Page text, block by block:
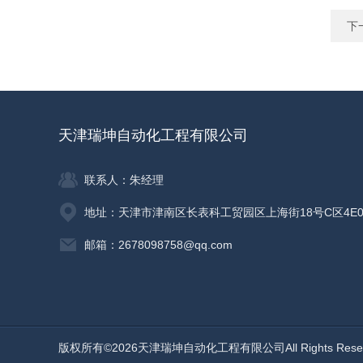
下
天津瑞坤自动化工程有限公司
联系人：朱经理
地址：天津市津南区长表科工贸园区上海街18号C区
邮箱：2678098758@qq.com
版权所有©2026天津瑞坤自动化工程有限公司All Rights